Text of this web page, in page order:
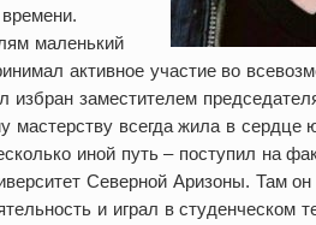
маленький
активное участие во
избран заместителем
мастерству всегда жила в сердце
иной путь – поступил на
Северной Аризоны. Там
и играл в студенческом